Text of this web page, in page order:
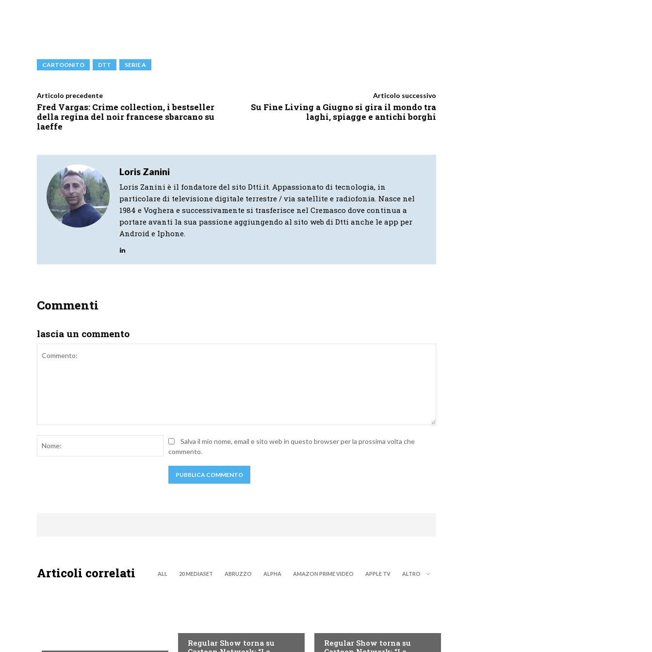
CARTOONITO DTT SERIE A
Articolo precedente
Fred Vargas: Crime collection, i bestseller
della regina del noir francese sbarcano su
laeffe
Articolo successivo
Su Fine Living a Giugno si gira il mondo tra
laghi, spiagge e antichi borghi
Loris Zanini
Loris Zanini è il fondatore del sito Dtti.it. Appassionato di tecnologia, in
particolare di televisione digitale terrestre / via satellite e radiofonia. Nasce nel
1984 e Voghera e successivamente si trasferisce nel Cremasco dove continua a
portare avanti la sua passione aggiungendo al sito web di Dtti anche le app per
Android e Iphone.
Commenti
lascia un commento
Nome:Salva il mio nome, email e sito web in questo browser per la prossima volta che
commento.
Articoli correlati ALL 20 MEDIASET ABRUZZO ALPHA AMAZON PRIME VIDEO APPLE TV ALTRO
Regular Show torna su
Regular Show torna su